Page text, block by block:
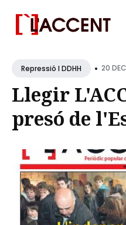
for
Blog
Repressió I DDHH • 20
Llegir
presó de